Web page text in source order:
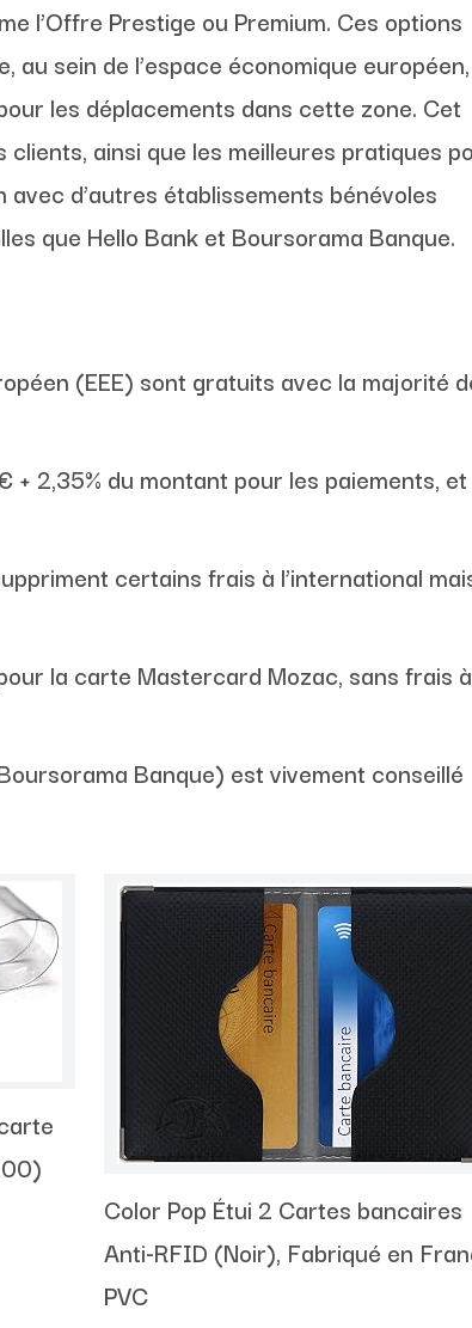
l’Offre Prestige ou Premium. Ces options
sein de l’espace économique
les déplacements dans cette zone. Cet
ainsi que les meilleures pratiques
d’autres établissements bénévoles
que Hello Bank et Boursorama Banque.
(EEE) sont gratuits avec la majorité
+ 2,35% du montant pour les paiements, et
certains frais à l’international
la carte Mastercard Mozac, sans frais à
Banque) est vivement conseillé
Color Pop Étui 2 Cartes bancaires
Anti-RFID (Noir), Fabriqué en
PVC